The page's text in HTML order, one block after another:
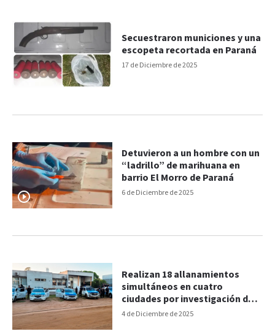
17 de Diciembre de 2025
Secuestraron municiones y una
escopeta recortada en Paraná
6 de Diciembre de 2025
Detuvieron a un hombre con un
“ladrillo” de marihuana en
barrio El Morro de Paraná
4 de Diciembre de 2025
Realizan 18 allanamientos
simultáneos en cuatro
ciudades por investigación de
narcomenudeo